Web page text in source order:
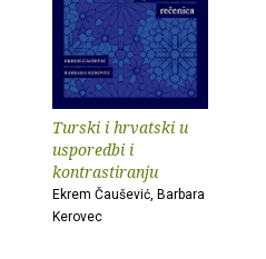
Turski i hrvatski u
usporedbi i
kontrastiranju
Ekrem Čaušević, Barbara
Kerovec